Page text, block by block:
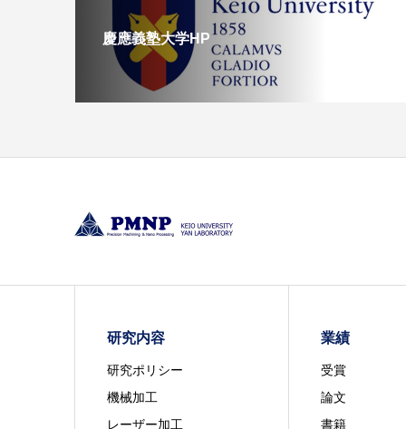
慶應義塾大学HP
研究内容
研究ポリシー
機械加工
レーザー加工
業績
受賞
論文
書籍